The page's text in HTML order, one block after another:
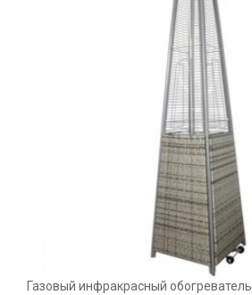
Газовый инфракрасный обогреватель